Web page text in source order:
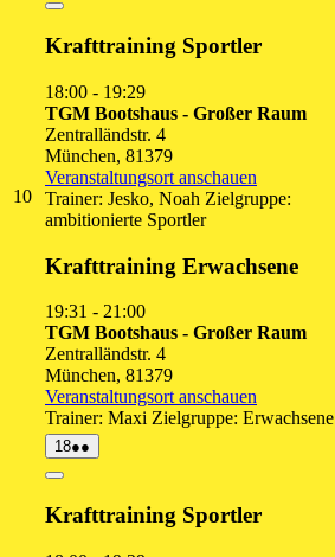
1010.
August
Close
Krafttraining Sportler
18:00 - 19:29
TGM Bootshaus - Großer Raum
Zentralländstr. 4
München, 81379
Veranstaltungsort anschauen
Trainer: Jesko, Noah Zielgruppe:
ambitionierte Sportler
Krafttraining Erwachsene
19:31 - 21:00
TGM Bootshaus - Großer Raum
Zentralländstr. 4
München, 81379
Veranstaltungsort anschauen
Trainer: Maxi Zielgruppe: Erwachsene
1818.
August
●●
Veranstaltungen)
Close
Krafttraining Sportler